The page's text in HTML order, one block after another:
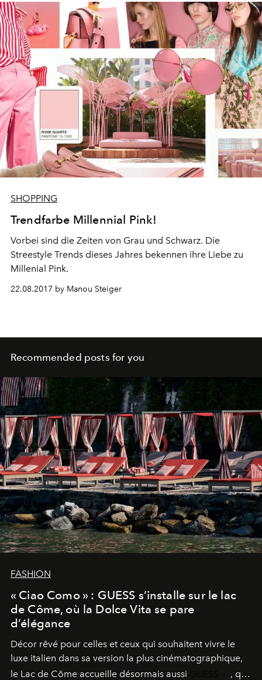
SHOPPING
Trendfarbe Millennial Pink!
Vorbei sind die Zeiten von Grau und Schwarz. Die
Streestyle Trends dieses Jahres bekennen ihre Liebe zu
Millenial Pink.
22.08.2017 by Manou Steiger
Recommended posts for you
FASHION
« Ciao Como » : GUESS s’installe sur le lac
de Côme, où la Dolce Vita se pare
d’élégance
Décor rêvé pour celles et ceux qui souhaitent vivre le
luxe italien dans sa version la plus cinématographique,
le Lac de Côme accueille désormais aussi
, qui